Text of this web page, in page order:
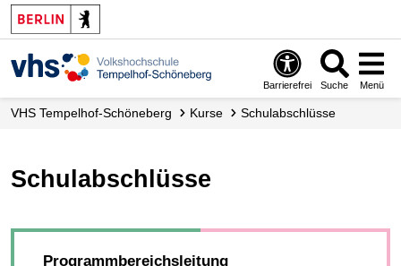
Barrierefrei Suche Menü
VHS Tempelhof-Schöneberg Kurse Schulabschlüsse
Schulabschlüsse
Programmbereichsleitung